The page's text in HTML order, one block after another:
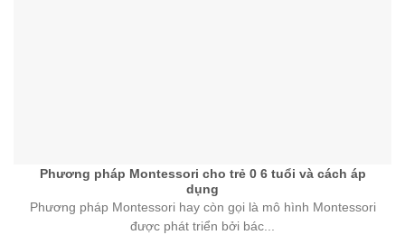
Phương pháp Montessori cho trẻ 0 6 tuổi​ và cách áp
dụng
Phương pháp Montessori hay còn gọi là mô hình Montessori
được phát triển bởi bác...